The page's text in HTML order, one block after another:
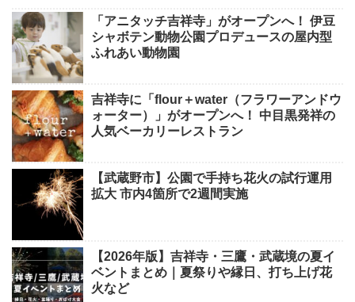
「アニタッチ吉祥寺」がオープンへ！ 伊豆
シャボテン動物公園プロデュースの屋内型
ふれあい動物園
吉祥寺に「flour＋water（フラワーアンドウ
ォーター）」がオープンへ！ 中目黒発祥の
人気ベーカリーレストラン
【武蔵野市】公園で手持ち花火の試行運用
拡大 市内4箇所で2週間実施
【2026年版】吉祥寺・三鷹・武蔵境の夏イ
ベントまとめ｜夏祭りや縁日、打ち上げ花
火など